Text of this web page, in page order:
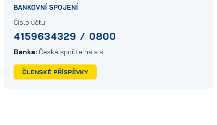
BANKOVNÍ SPOJENÍ
Číslo účtu:
4159634329 / 0800
Banka: Česká spořitelna a.s.
ČLENSKÉ PŘÍSPĚVKY